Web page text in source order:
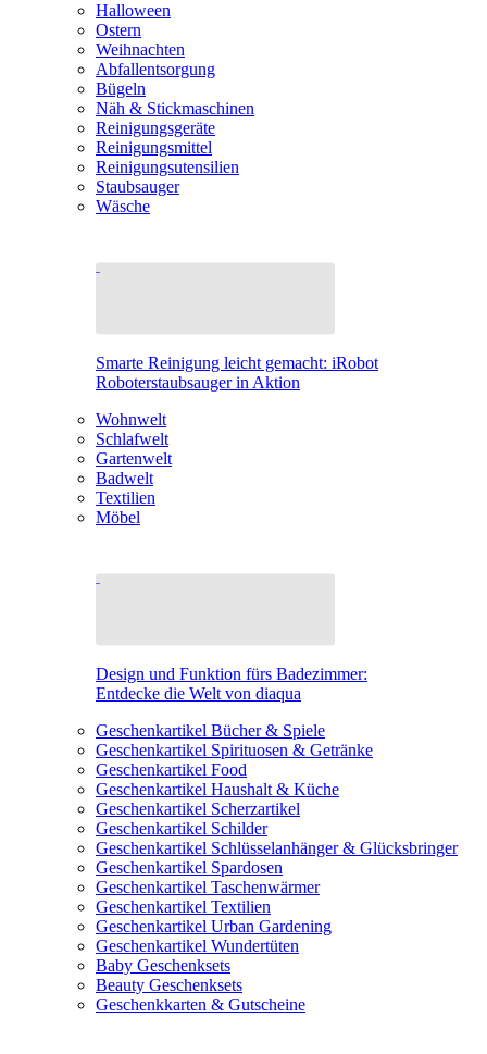
Halloween
Ostern
Weihnachten
Abfallentsorgung
Bügeln
Näh & Stickmaschinen
Reinigungsgeräte
Reinigungsmittel
Reinigungsutensilien
Staubsauger
Wäsche
Smarte Reinigung leicht gemacht: iRobot
Roboterstaubsauger in Aktion
Wohnwelt
Schlafwelt
Gartenwelt
Badwelt
Textilien
Möbel
Design und Funktion fürs Badezimmer:
Entdecke die Welt von diaqua
Geschenkartikel Bücher & Spiele
Geschenkartikel Spirituosen & Getränke
Geschenkartikel Food
Geschenkartikel Haushalt & Küche
Geschenkartikel Scherzartikel
Geschenkartikel Schilder
Geschenkartikel Schlüsselanhänger & Glücksbringer
Geschenkartikel Spardosen
Geschenkartikel Taschenwärmer
Geschenkartikel Textilien
Geschenkartikel Urban Gardening
Geschenkartikel Wundertüten
Baby Geschenksets
Beauty Geschenksets
Geschenkkarten & Gutscheine